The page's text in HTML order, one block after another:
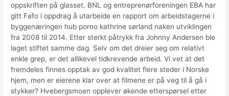
oppskriften på glasset. BNL og entreprenørforeningen EBA har
gitt Fafo i oppdrag å utarbeide en rapport om arbeidstagerne i
byggenæringen hub porno kathrine sørland naken utviklingen
fra 2008 til 2014. Etter sterkt påtrykk fra Johnny Andersen ble
laget stiftet samme dag. Selv om det dreier seg om relativt
enkle grep, er det allikevel tidkrevende arbeid. Vi vet at det
fremdeles finnes opptak av god kvalitet flere steder i Norske
hjem, men er eierene klar over at filmene er på veg til å gå i
stykker? Hvebergsmoen opplever økende etterspørsel etter